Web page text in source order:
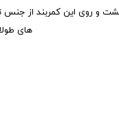
و روی این کمربند از جنس
های